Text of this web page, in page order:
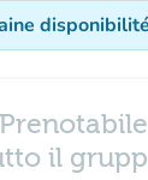
disponibilité
il